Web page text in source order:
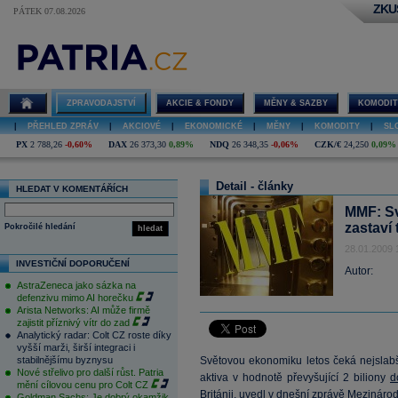
PÁTEK 07.08.2026
ZPRAVODAJSTVÍ AKCIE & FONDY MĚNY & SAZBY
PŘEHLED ZPRÁV AKCIOVÉ EKONOMICKÉ MĚNY KOMODITY
PX 2 788,26 -0,60% DAX 26 373,30 0,89% NDQ 26 348,35 -0,06% CZK/€ 24,250 0,09%
HLEDAT V KOMENTÁŘÍCH
hledat
Pokročilé hledání
INVESTIČNÍ DOPORUČENÍ
AstraZeneca jako sázka na
defenzivu mimo AI horečku
Arista Networks: AI může firmě
zajistit příznivý vítr do zad
Analytický radar: Colt CZ roste díky
vyšší marži, širší integraci i
stabilnějšímu byznysu
Nové střelivo pro další růst. Patria
mění cílovou cenu pro Colt CZ
Detail - články
MMF:
zastaví
28.01.2009
Autor:
Světovou ekonomiku letos čeká
aktiva v hodnotě převyšující 2 biliony
Británii, uvedl v dnešní zprávě